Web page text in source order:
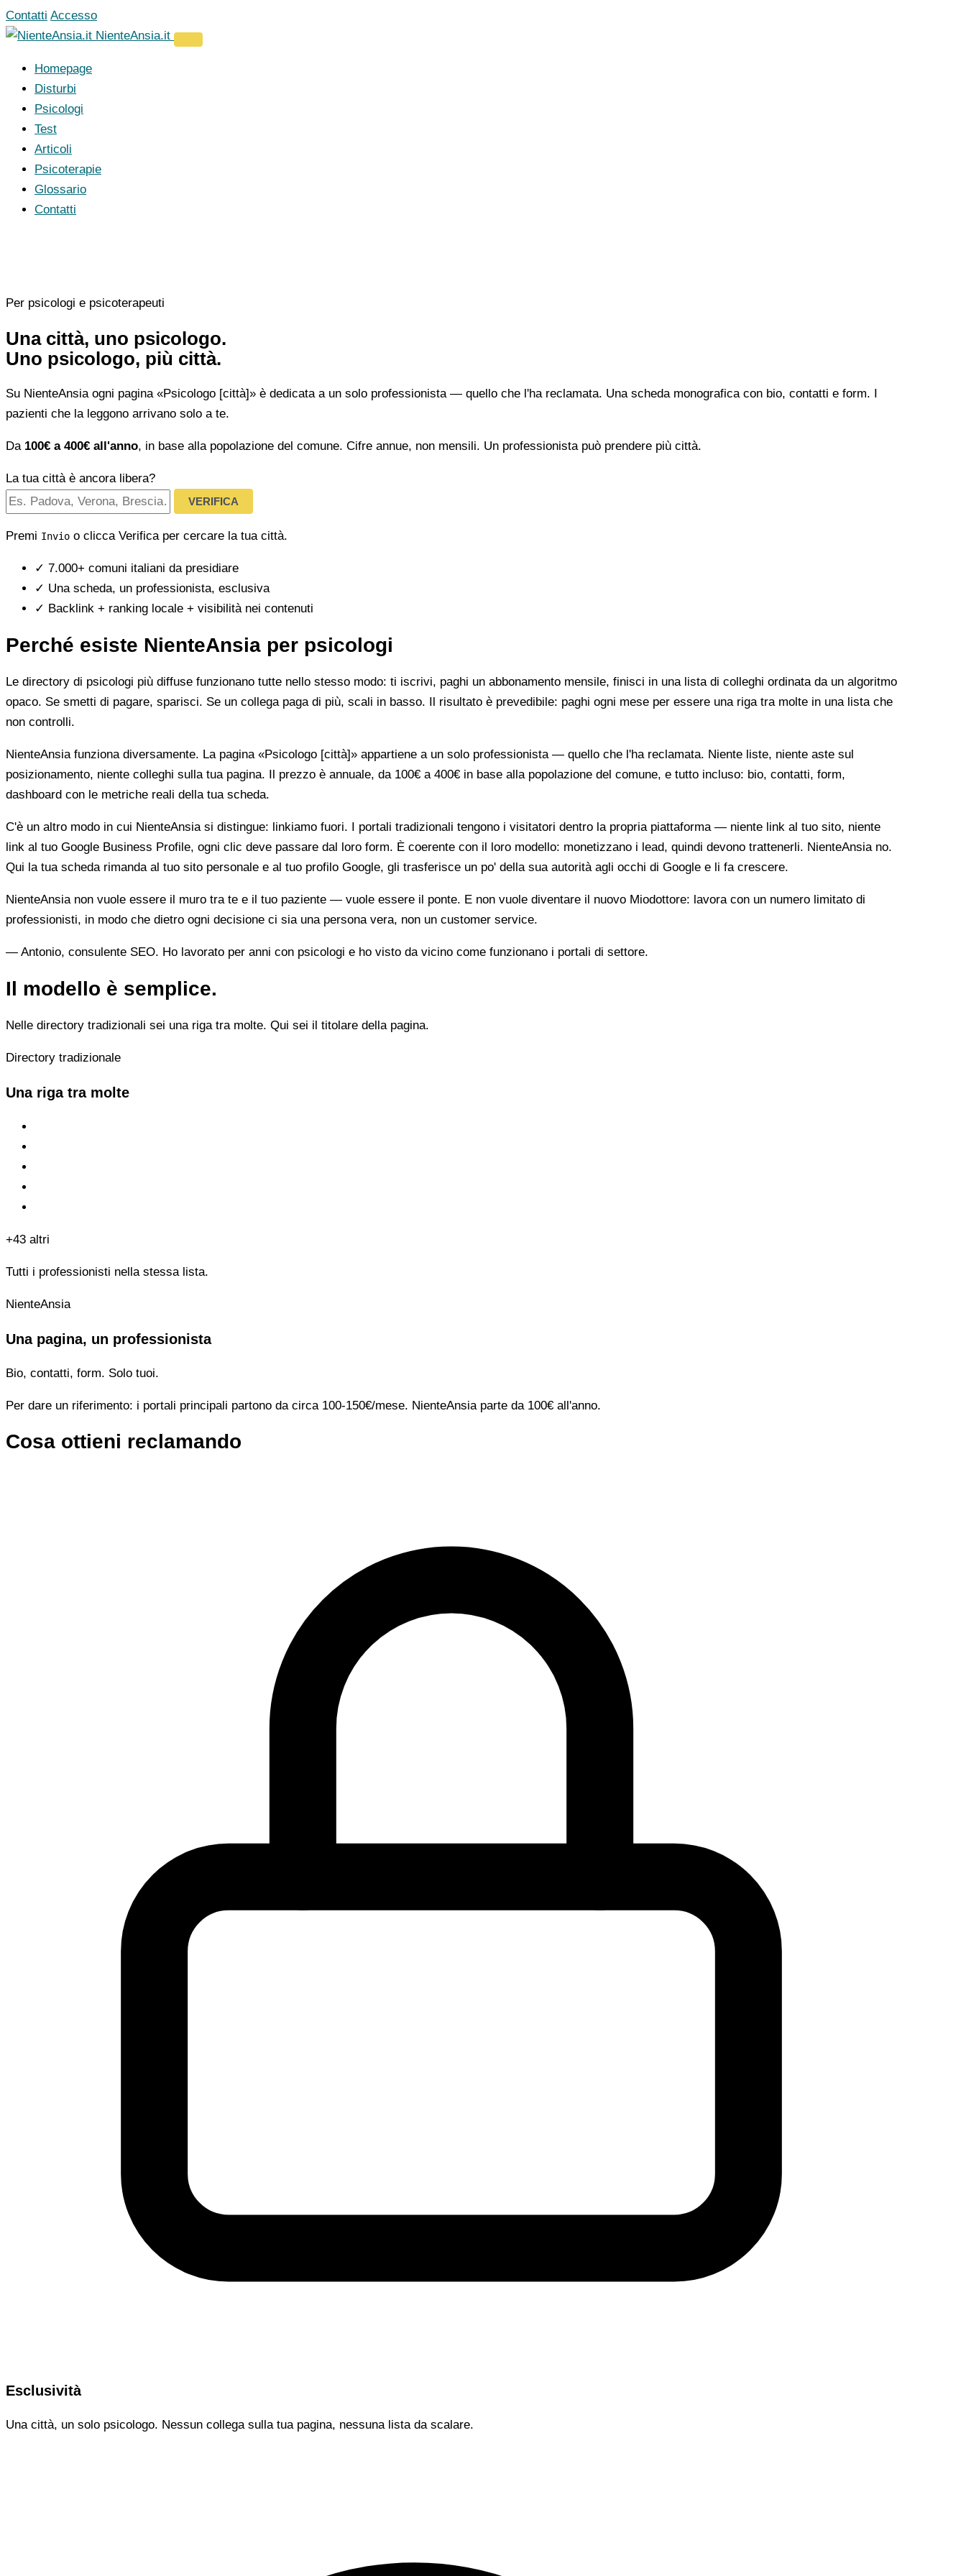
Vai
al
Contatti Accesso
NienteAnsia.it
Homepage
Disturbi
Psicologi
Test
Articoli
Psicoterapie
Glossario
Contatti
Per psicologi e psicoterapeuti
Una città, uno psicologo.
Uno psicologo, più città.
Su NienteAnsia ogni pagina «Psicologo [città]» è dedicata a un solo professionista — quello che l'ha reclamata. Una scheda monografica con bio, contatti e form. I
pazienti che la leggono arrivano solo a te.
Da 100€ a 400€ all'anno, in base alla popolazione del comune. Cifre annue, non mensili. Un professionista può prendere più città.
La tua città è ancora libera?
VERIFICA
Premi Invio o clicca Verifica per cercare la tua città.
✓ 7.000+ comuni italiani da presidiare
✓ Una scheda, un professionista, esclusiva
✓ Backlink + ranking locale + visibilità nei contenuti
Perché esiste NienteAnsia per psicologi
Le directory di psicologi più diffuse funzionano tutte nello stesso modo: ti iscrivi, paghi un abbonamento mensile, finisci in una lista di colleghi ordinata da un algoritmo
opaco. Se smetti di pagare, sparisci. Se un collega paga di più, scali in basso. Il risultato è prevedibile: paghi ogni mese per essere una riga tra molte in una lista che
non controlli.
NienteAnsia funziona diversamente. La pagina «Psicologo [città]» appartiene a un solo professionista — quello che l'ha reclamata. Niente liste, niente aste sul
posizionamento, niente colleghi sulla tua pagina. Il prezzo è annuale, da 100€ a 400€ in base alla popolazione del comune, e tutto incluso: bio, contatti, form,
dashboard con le metriche reali della tua scheda.
C'è un altro modo in cui NienteAnsia si distingue: linkiamo fuori. I portali tradizionali tengono i visitatori dentro la propria piattaforma — niente link al tuo sito, niente
link al tuo Google Business Profile, ogni clic deve passare dal loro form. È coerente con il loro modello: monetizzano i lead, quindi devono trattenerli. NienteAnsia no.
Qui la tua scheda rimanda al tuo sito personale e al tuo profilo Google, gli trasferisce un po' della sua autorità agli occhi di Google e li fa crescere.
NienteAnsia non vuole essere il muro tra te e il tuo paziente — vuole essere il ponte. E non vuole diventare il nuovo Miodottore: lavora con un numero limitato di
professionisti, in modo che dietro ogni decisione ci sia una persona vera, non un customer service.
— Antonio, consulente SEO. Ho lavorato per anni con psicologi e ho visto da vicino come funzionano i portali di settore.
Il modello è semplice.
Nelle directory tradizionali sei una riga tra molte. Qui sei il titolare della pagina.
Directory tradizionale
Una riga tra molte
+43 altri
Tutti i professionisti nella stessa lista.
NienteAnsia
Una pagina, un professionista
Bio, contatti, form. Solo tuoi.
Per dare un riferimento: i portali principali partono da circa 100-150€/mese. NienteAnsia parte da 100€ all'anno.
Cosa ottieni reclamando
Esclusività
Una città, un solo psicologo. Nessun collega sulla tua pagina, nessuna lista da scalare.